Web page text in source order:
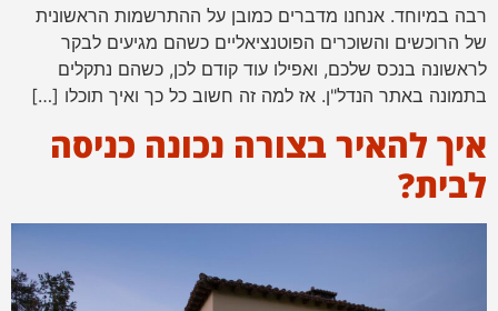
רבה במיוחד. אנחנו מדברים כמובן על ההתרשמות הראשונית
של הרוכשים והשוכרים הפוטנציאליים כשהם מגיעים לבקר
לראשונה בנכס שלכם, ואפילו עוד קודם לכן, כשהם נתקלים
בתמונה באתר הנדל"ן. אז למה זה חשוב כל כך ואיך תוכלו […]
איך להאיר בצורה נכונה כניסה
לבית?